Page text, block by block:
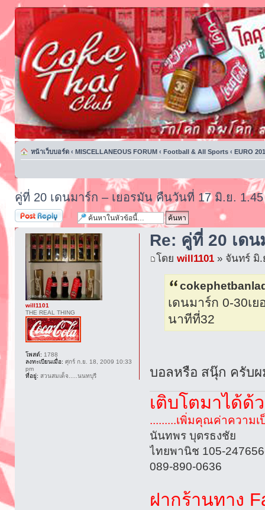
หน้าเว็บบอร์ด ‹ MISCELLANEOUS FORUM ‹ Football & All Sports ‹ EURO
คู่ที่ 20 เดนมาร์ก – เยอรมัน คืนวันที่ 17 มิ.ย.
ตอบกระทู้
Re: คู่ที่ 20 เด
โดยwill1101 » จันทร์ มิ.
เดนมาร์ก 0-30เย
นาทีที่32
บอลหรือ สนุ๊ก ครับผ
เติบโตมาได้ด้
.........เพิ่มคุณค่าความเ
นันทพร บุตรธงชัย
ไทยพานิช 105-
089-890-0636
ฝากร้านทาง
will1101
THE REAL THING
โพสต์: 1788
ลงทะเบียนเมื่อ: ศุกร์ ก.ย. 18, 2009 10:33
pm
ที่อยู่: สวนสมเด็จ.....นนทบุรี